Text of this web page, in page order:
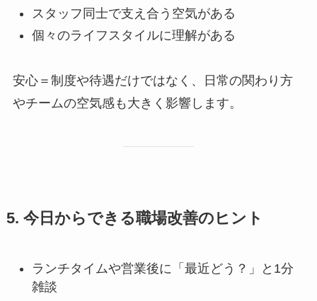
スタッフ同士で支え合う空気がある
個々のライフスタイルに理解がある
安心＝制度や待遇だけではなく、日常の関わり方
やチームの空気感も大きく影響します。
5. 今日からできる職場改善のヒント
ランチタイムや営業後に「最近どう？」と1分
雑談